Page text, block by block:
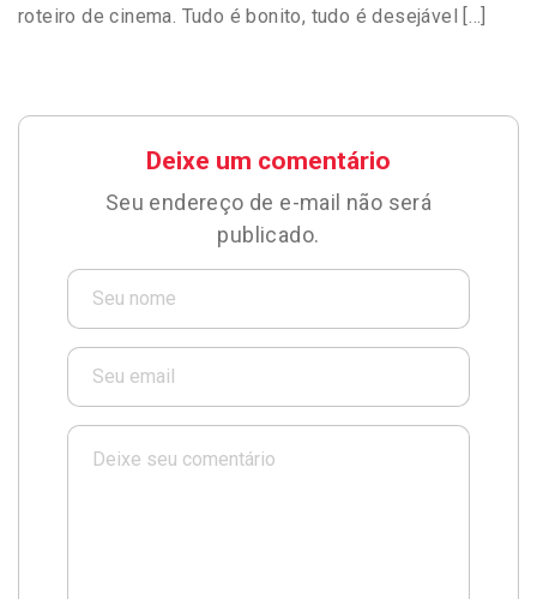
roteiro de cinema. Tudo é bonito, tudo é desejável […]
Deixe um comentário
Seu endereço de e-mail não será
publicado.